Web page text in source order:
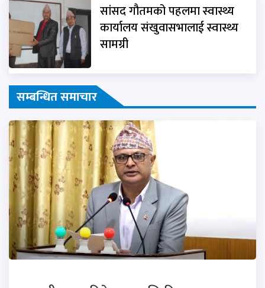
सांसद गौतमको पहलमा स्वास्थ्य
कार्यालय संखुवासभालाई स्वास्थ्य
सामग्री
सम्बन्धित समाचार